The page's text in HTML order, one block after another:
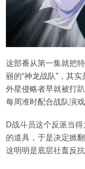
这部番从第一集就把
丽的“神龙战队”，其
外星侵略者早就被打
每周准时配合战队演
D战斗员这个反派当
的道具，于是决定掀
这明明是底层社畜反